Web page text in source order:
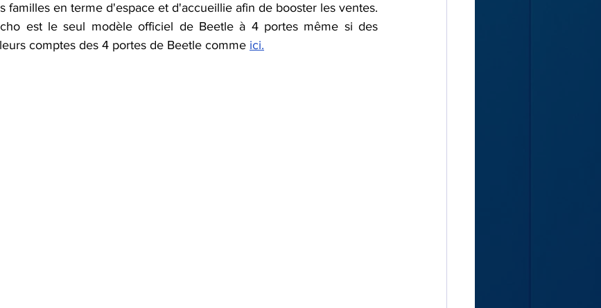
familles en terme d'espace et d'accueillie afin de booster les ventes.
est le seul modèle officiel de Beetle à 4 portes même si des
comptes des 4 portes de Beetle comme ici.